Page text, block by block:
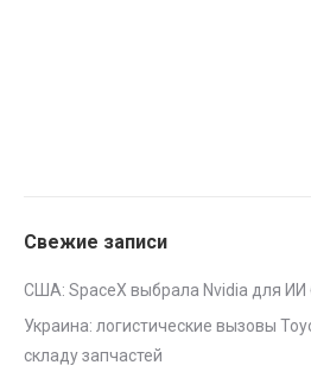
Свежие записи
США: SpaceX выбрала Nvidia для ИИ
Украина: логистические вызовы
складу запчастей